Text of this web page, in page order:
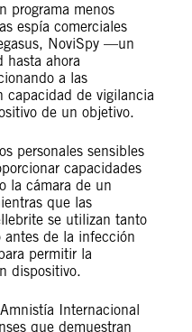
programa menos
espía comerciales
NoviSpy —un
hasta ahora
a las
capacidad de vigilancia
de un objetivo.
personales sensibles
capacidades
la cámara de un
que las
se utilizan tanto
antes de la infección
permitir la
dispositivo.
Internacional
que demuestran